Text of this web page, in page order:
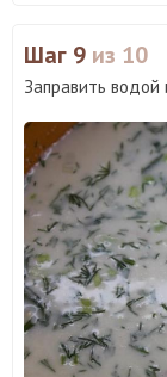
Шаг 9 из 10
Заправить водой